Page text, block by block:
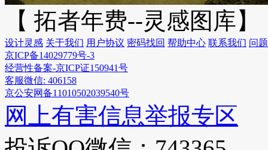
【 拓者年费--灵感图库】
设计灵感 关于我们 用户协议 密码找回 帮助中心 联系我们 问
京ICP备14029779号-3
经营性备案-京ICP证150941号
客服微信: 406158
京公安网备11010502039540号
网上有害信息举报专区